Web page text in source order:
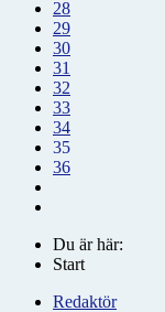
28
29
30
31
32
33
34
35
36
Du är här:
Start
Redaktör